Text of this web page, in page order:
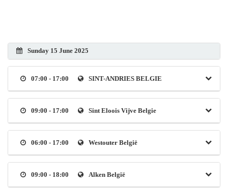
Sunday 15 June 2025
07:00 - 17:00 SINT-ANDRIES BELGIE
09:00 - 17:00 Sint Eloois Vijve Belgie
06:00 - 17:00 Westouter België
09:00 - 18:00 Alken België